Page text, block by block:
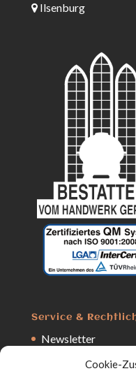
Cookie-
Ilsenburg
Service &
Newsletter
Kostenanfrage